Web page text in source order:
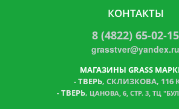
КОНТАКТЫ
8 (4822) 65-02-15
grasstver@yandex.ru
МАГАЗИНЫ GRASS
-ТВЕРЬ, СКЛИЗКОВА, 116
- ТВЕРЬ, ЦАНОВА, 6, СТР. 3, ТЦ